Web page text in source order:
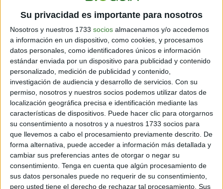
Su privacidad es importante para nosotros
Nosotros y nuestros 1733 socios almacenamos y/o accedemos
a información en un dispositivo, como cookies, y procesamos
datos personales, como identificadores únicos e información
estándar enviada por un dispositivo para publicidad y contenido
personalizado, medición de publicidad y contenido,
investigación de audiencia y desarrollo de servicios. Con su
permiso, nosotros y nuestros socios podemos utilizar datos de
localización geográfica precisa e identificación mediante las
características de dispositivos. Puede hacer clic para otorgarnos
su consentimiento a nosotros y a nuestros 1733 socios para
que llevemos a cabo el procesamiento previamente descrito. De
forma alternativa, puede acceder a información más detallada y
cambiar sus preferencias antes de otorgar o negar su
consentimiento. Tenga en cuenta que algún procesamiento de
sus datos personales puede no requerir de su consentimiento,
pero usted tiene el derecho de rechazar tal procesamiento. Sus
Los teléfonos móviles